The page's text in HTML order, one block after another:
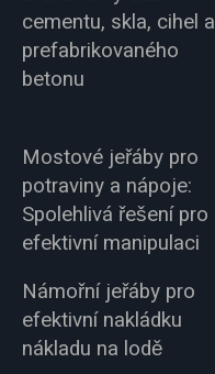
cementu, skla, cihel a
prefabrikovaného
betonu
Mostové jeřáby pro
potraviny a nápoje:
Spolehlivá řešení pro
efektivní manipulaci
Námořní jeřáby pro
efektivní nakládku
nákladu na lodě